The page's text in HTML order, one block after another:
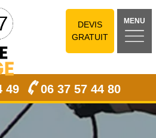
DEVIS
GRATUIT
MENU
49 06 37 57 44 80